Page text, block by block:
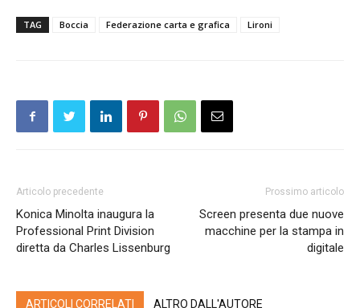
TAG Boccia Federazione carta e grafica Lironi
Articolo precedente
Konica Minolta inaugura la
Professional Print Division
diretta da Charles Lissenburg
Prossimo articolo
Screen presenta due nuove
macchine per la stampa in
digitale
ARTICOLI CORRELATI ALTRO DALL'AUTORE